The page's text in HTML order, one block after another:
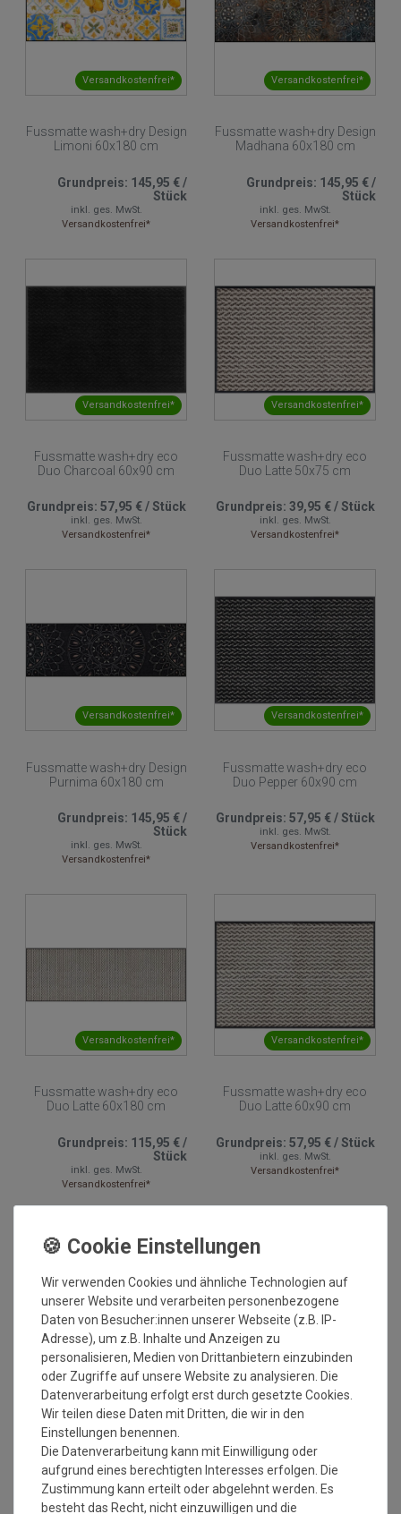
Versandkostenfrei*
Fussmatte wash+dry Design
Limoni 60x180 cm
Grundpreis: 145,95 €/
Stück
inkl. ges. MwSt.
Versandkostenfrei*
Versandkostenfrei*
Fussmatte wash+dry Design
Madhana 60x180 cm
Grundpreis: 145,95 €/
Stück
inkl. ges. MwSt.
Versandkostenfrei*
Versandkostenfrei*
Fussmatte wash+dry eco
Duo Charcoal 60x90 cm
Grundpreis: 57,95 €/Stück
inkl. ges. MwSt.
Versandkostenfrei*
Versandkostenfrei*
Fussmatte wash+dry eco
Duo Latte 50x75 cm
Grundpreis: 39,95 €/Stück
inkl. ges. MwSt.
Versandkostenfrei*
Versandkostenfrei*
Fussmatte wash+dry Design
Purnima 60x180 cm
Grundpreis: 145,95 €/
Stück
inkl. ges. MwSt.
Versandkostenfrei*
Versandkostenfrei*
Fussmatte wash+dry eco
Duo Pepper 60x90 cm
Grundpreis: 57,95 €/Stück
inkl. ges. MwSt.
Versandkostenfrei*
Versandkostenfrei*
Fussmatte wash+dry eco
Duo Latte 60x180 cm
Grundpreis: 115,95 €/
Stück
inkl. ges. MwSt.
Versandkostenfrei*
Versandkostenfrei*
Fussmatte wash+dry eco
Duo Latte 60x90 cm
Grundpreis: 57,95 €/Stück
inkl. ges. MwSt.
Versandkostenfrei*
Versandkostenfrei*
Fussmatte wash+dry eco
Duo Pepper 75x120 cm
Grundpreis:96,95 €/Stück
Versandkostenfrei*
Versandkostenfrei*
Fussmatte wash+dry eco
Grundpreis: 115,95 €
inkl. ges. MwSt.
Versandkostenfrei*
Wir verwenden Cookies und ähnliche Technologien auf
unserer Website und verarbeiten personenbezogene
Daten von Besucher:innen unserer Webseite (z.B. IP-
Adresse), um z.B. Inhalte und Anzeigen zu
personalisieren, Medien von Drittanbietern einzubinden
oder Zugriffe auf unsere Website zu analysieren. Die
Datenverarbeitung erfolgt erst durch gesetzte Cookies.
Wir teilen diese Daten mit Dritten, die wir in den
Einstellungen benennen.
Die Datenverarbeitung kann mit Einwilligung oder
aufgrund eines berechtigten Interesses erfolgen. Die
Zustimmung kann erteilt oder abgelehnt werden. Es
besteht das Recht, nicht einzuwilligen und die